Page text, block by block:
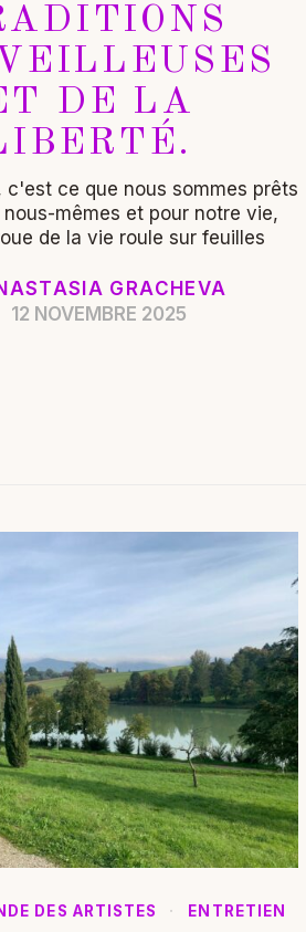
DE LA
c'est ce que nous sommes prêts
mêmes et pour notre vie,
de la vie roule sur feuilles
GRACHEVA
12 NOVEMBRE 2025
DES ARTISTES · ENTRETIEN